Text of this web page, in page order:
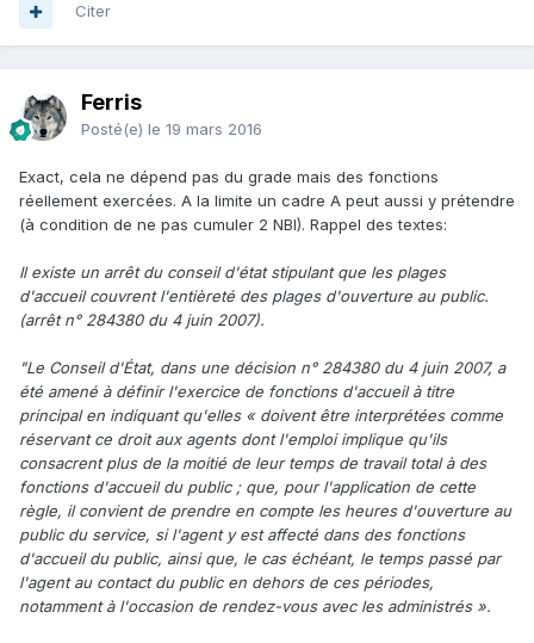
Citer
Ferris
Posté(e) le 19 mars 2016
Exact, cela ne dépend pas du grade mais des fonctions
réellement exercées. A la limite un cadre A peut aussi y prétendre
(à condition de ne pas cumuler 2 NBI). Rappel des textes:
Il existe un arrêt du conseil d'état stipulant que les plages
d'accueil couvrent l'entièreté des plages d'ouverture au public.
(arrêt n° 284380 du 4 juin 2007).
"Le Conseil d'État, dans une décision n° 284380 du 4 juin 2007, a
été amené à définir l'exercice de fonctions d'accueil à titre
principal en indiquant qu'elles « doivent être interprétées comme
réservant ce droit aux agents dont l'emploi implique qu'ils
consacrent plus de la moitié de leur temps de travail total à des
fonctions d'accueil du public ; que, pour l'application de cette
règle, il convient de prendre en compte les heures d'ouverture au
public du service, si l'agent y est affecté dans des fonctions
d'accueil du public, ainsi que, le cas échéant, le temps passé par
l'agent au contact du public en dehors de ces périodes,
notamment à l'occasion de rendez-vous avec les administrés ».